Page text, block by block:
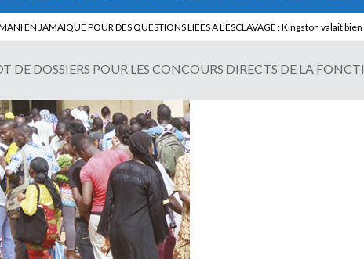
TALON A LA TETE DU SENAT BENINOIS : Quand Patrice quitte le pouvoir sans partir !
DE DOSSIERS POUR LES CONCOURS DIRECTS DE LA